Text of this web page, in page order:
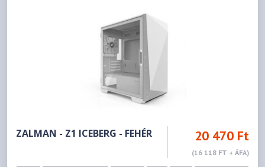
ZALMAN - Z1 ICEBERG - FEHÉR 20 470 Ft
(16 118 FT + ÁFA)